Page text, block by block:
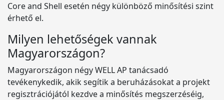
Core and Shell esetén négy különböző minősítési szint
érhető el.
Milyen lehetőségek vannak
Magyarországon?
Magyarországon négy WELL AP tanácsadó
tevékenykedik, akik segítik a beruházásokat a projekt
regisztrációjától kezdve a minősítés megszerzéséig,